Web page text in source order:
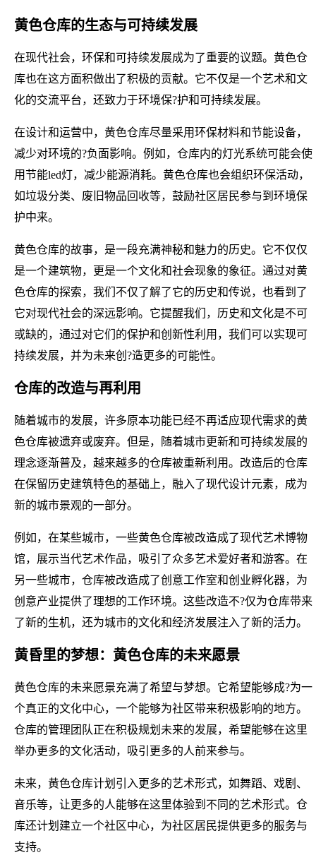
黄色仓库的生态与可持续发展
在现代社会，环保和可持续发展成为了重要的议题。黄色仓
库也在这方面积做出了积极的贡献。它不仅是一个艺术和文
化的交流平台，还致力于环境保?护和可持续发展。
在设计和运营中，黄色仓库尽量采用环保材料和节能设备，
减少对环境的?负面影响。例如，仓库内的灯光系统可能会使
用节能led灯，减少能源消耗。黄色仓库也会组织环保活动，
如垃圾分类、废旧物品回收等，鼓励社区居民参与到环境保
护中来。
黄色仓库的故事，是一段充满神秘和魅力的历史。它不仅仅
是一个建筑物，更是一个文化和社会现象的象征。通过对黄
色仓库的探索，我们不仅了解了它的历史和传说，也看到了
它对现代社会的深远影响。它提醒我们，历史和文化是不可
或缺的，通过对它们的保护和创新性利用，我们可以实现可
持续发展，并为未来创?造更多的可能性。
仓库的改造与再利用
随着城市的发展，许多原本功能已经不再适应现代需求的黄
色仓库被遗弃或废弃。但是，随着城市更新和可持续发展的
理念逐渐普及，越来越多的仓库被重新利用。改造后的仓库
在保留历史建筑特色的基础上，融入了现代设计元素，成为
新的城市景观的一部分。
例如，在某些城市，一些黄色仓库被改造成了现代艺术博物
馆，展示当代艺术作品，吸引了众多艺术爱好者和游客。在
另一些城市，仓库被改造成了创意工作室和创业孵化器，为
创意产业提供了理想的工作环境。这些改造不?仅为仓库带来
了新的生机，还为城市的文化和经济发展注入了新的活力。
黄昏里的梦想：黄色仓库的未来愿景
黄色仓库的未来愿景充满了希望与梦想。它希望能够成?为一
个真正的文化中心，一个能够为社区带来积极影响的地方。
仓库的管理团队正在积极规划未来的发展，希望能够在这里
举办更多的文化活动，吸引更多的人前来参与。
未来，黄色仓库计划引入更多的艺术形式，如舞蹈、戏剧、
音乐等，让更多的人能够在这里体验到不同的艺术形式。仓
库还计划建立一个社区中心，为社区居民提供更多的服务与
支持。